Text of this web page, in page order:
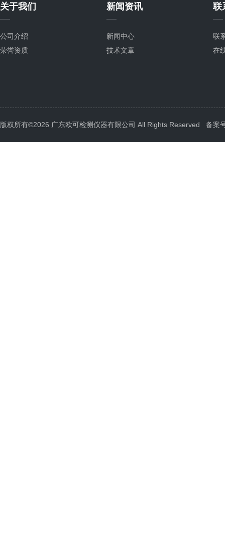
关于我们
公司介绍
荣誉资质
新闻资讯
新闻中心
技术文章
联
联
在
版权所有©2026 广东欧可检测仪器有限公司 All Rights Reserved 备案